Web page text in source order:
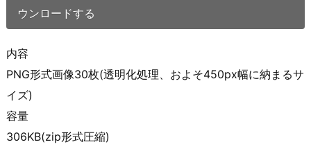
ウンロードする
内容
PNG形式画像30枚(透明化処理、およそ450px幅に納まるサ
イズ)
容量
306KB(zip形式圧縮)